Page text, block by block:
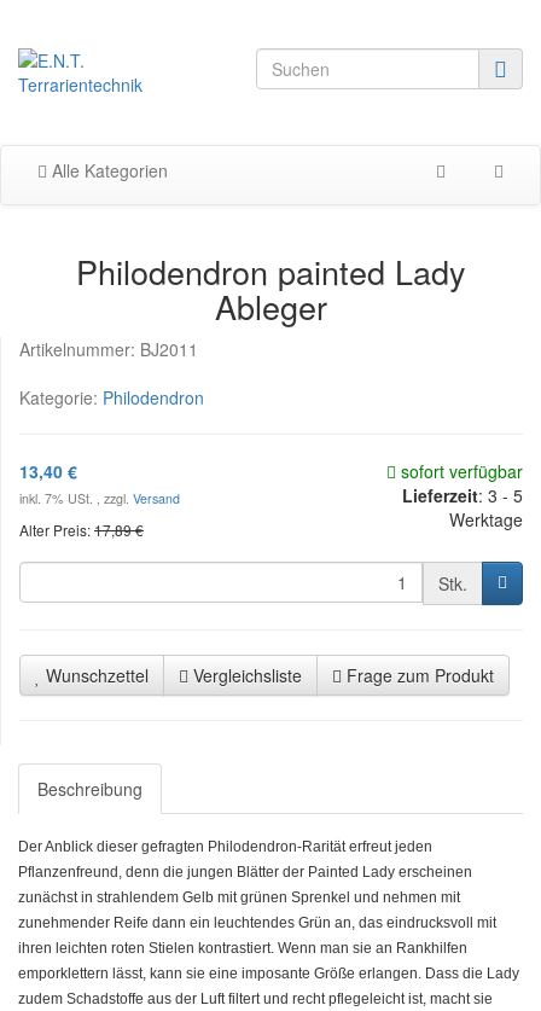
Alle Kategorien
Philodendron painted Lady
Ableger
Artikelnummer: BJ2011
Kategorie: Philodendron
13,40 €
inkl. 7% USt. , zzgl. Versand
Alter Preis:17,89 €
sofort verfügbar
Lieferzeit: 3 - 5
Werktage
Stk.
Wunschzettel Vergleichsliste Frage zum Produkt
Beschreibung
Der Anblick dieser gefragten Philodendron-Rarität erfreut jeden
Pflanzenfreund, denn die jungen Blätter der Painted Lady erscheinen
zunächst in strahlendem Gelb mit grünen Sprenkel und nehmen mit
zunehmender Reife dann ein leuchtendes Grün an, das eindrucksvoll mit
ihren leichten roten Stielen kontrastiert. Wenn man sie an Rankhilfen
emporklettern lässt, kann sie eine imposante Größe erlangen. Dass die Lady
zudem Schadstoffe aus der Luft filtert und recht pflegeleicht ist, macht sie